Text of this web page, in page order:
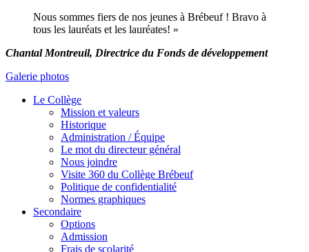
Nous sommes fiers de nos jeunes à Brébeuf ! Bravo à
tous les lauréats et les lauréates! »
Chantal Montreuil, Directrice du Fonds de développement
Galerie photos
Le Collège
Mission et valeurs
Historique
Administration / Équipe
Le mot du directeur général
Nous joindre
Visite 360 du Collège Brébeuf
Politique de confidentialité
Normes graphiques
Secondaire
Options
Admission
Frais de scolarité